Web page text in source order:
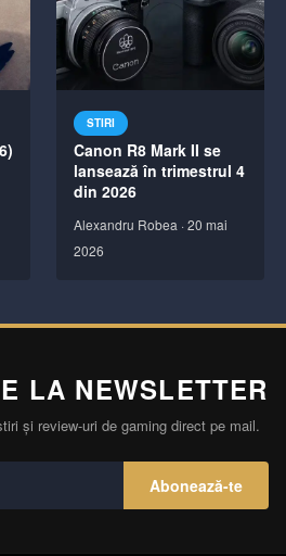
STIRI
Canon R8 Mark II se
lansează în trimestrul 4
din 2026
Alexandru Robea ·20 mai
2026
LA NEWSLETTER
și review-uri de gaming direct pe mail.
Abonează-te